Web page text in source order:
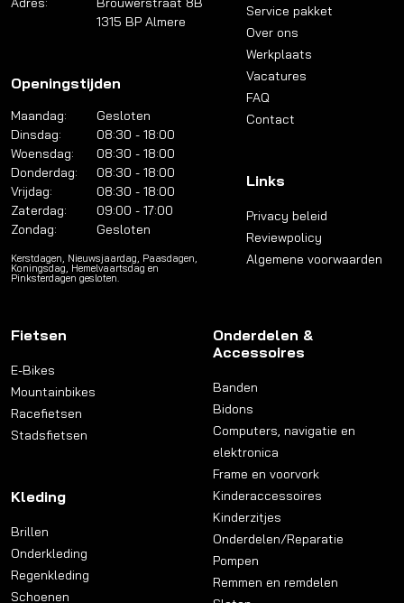
1315 BP Almere
Openingstijden
Maandag:
Gesloten
Dinsdag:
08:30 - 18:00
Woensdag:
08:30 - 18:00
Donderdag:
08:30 - 18:00
Vrijdag:
08:30 - 18:00
Zaterdag:
09:00 - 17:00
Zondag:
Gesloten
Kerstdagen, Nieuwsjaardag, Paasdagen,
Koningsdag, Hemelvaartsdag en
Pinksterdagen gesloten.
Service pakket
Over ons
Werkplaats
Vacatures
FAQ
Contact
Links
Privacy beleid
Reviewpolicy
Algemene voorwaarden
Fietsen
E-Bikes
Mountainbikes
Racefietsen
Stadsfietsen
Kleding
Brillen
Onderkleding
Regenkleding
Schoenen
Onderdelen &
Accessoires
Banden
Bidons
Computers, navigatie en
elektronica
Frame en voorvork
Kinderaccessoires
Kinderzitjes
Onderdelen/Reparatie
Pompen
Remmen en remdelen